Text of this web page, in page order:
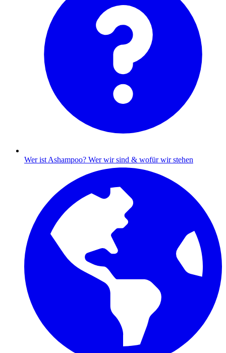
Wer ist Ashampoo? Wer wir sind & wofür wir stehen